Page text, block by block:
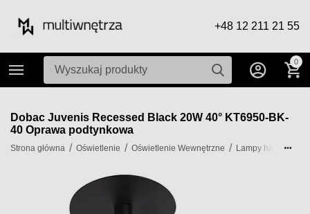
+48 12 211 21 55
0
Dobac Juvenis Recessed Black 20W 40° KT6950-BK-
40 Oprawa podtynkowa
Strona główna / Oświetlenie / Oświetlenie Wewnętrzne / Lampy